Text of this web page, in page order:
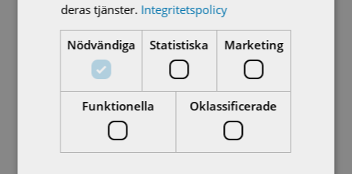
Vi gratulerar Kristian Sarenberg till nya tjänsten
som Säljrepresentant Mälardalen och Norr med
särskilt fokus på hydro power. Kristian kommer
med sin gedigna produkterfarenhet och
kundkännedom stärka vårt erbjudande i norra delen
av landet. Kristian startar sin nya...
deras tjänster. Integritetspolicy
Nödvändiga Statistiska Marketing
Funktionella Oklassificerade